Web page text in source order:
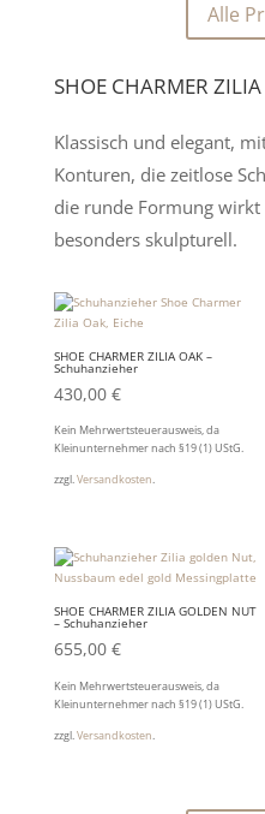
Alle
SHOE CHARMER ZILIA
Klassisch und elegant,
Konturen, die zeitlose
die runde Formung wirkt
besonders skulpturell.
SHOE CHARMER ZILIA OAK –
Schuhanzieher
430,00 €
Kein Mehrwertsteuerausweis, da
Kleinunternehmer nach §19 (1) UStG.
zzgl.Versandkosten.
SHOE CHARMER ZILIA GOLDEN NUT
– Schuhanzieher
655,00 €
Kein Mehrwertsteuerausweis, da
Kleinunternehmer nach §19 (1) UStG.
zzgl.Versandkosten.